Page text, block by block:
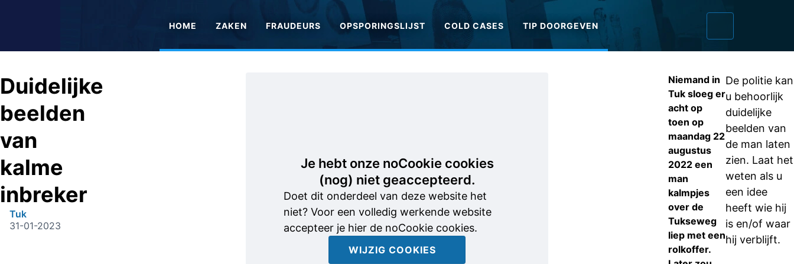
HOME ZAKEN FRAUDEURS OPSPORINGSLIJST COLD CASES TIP DOORGEVEN
Duidelijke
beelden
van
kalme
inbreker
Tuk
31-01-2023
Je hebt onze noCookie cookies
(nog) niet geaccepteerd.
Doet dit onderdeel van deze website het
niet? Voor een volledig werkende website
accepteer je hier de noCookie cookies.
WIJZIG COOKIES
Niemand in
Tuk sloeg er
acht op
toen op
maandag 22
augustus
2022 een
man
kalmpjes
over de
Tukseweg
liep met een
rolkoffer.
De politie kan
u behoorlijk
duidelijke
beelden van
de man laten
zien. Laat het
weten als u
een idee
heeft wie hij
is en/of waar
hij verblijft.